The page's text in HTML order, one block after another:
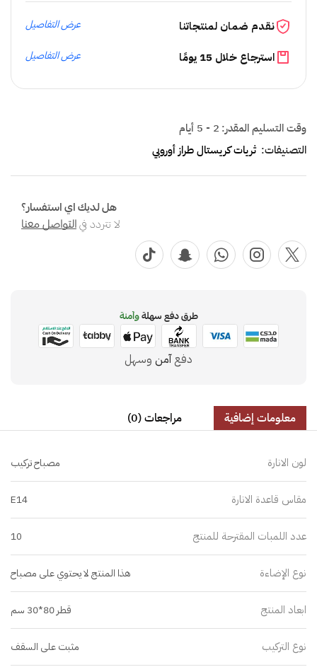
نقدم ضمان لمنتجاتنا عرض التفاصيل
استرجاع خلال 15 يومًا عرض التفاصيل
وقت التسليم المقدر: 2 - 5 أيام
التصنيفات: ثريات كريستال طراز أوروبي
هل لديك اي استفسار؟
لا تتردد فيالتواصل معنا
طرق دفع سهلةوآمنة
دفعآمن وسهل
معلومات إضافية مراجعات (0)
لون الانارة مصباح تركيب
مقاس قاعدة الانارة E14
عدد اللمبات المقترحة للمنتج 10
نوع الإضاءة هذا المنتج لا يحتوي على مصباح
ابعاد المنتج قطر 80*30 سم
نوع التركيب مثبت على السقف